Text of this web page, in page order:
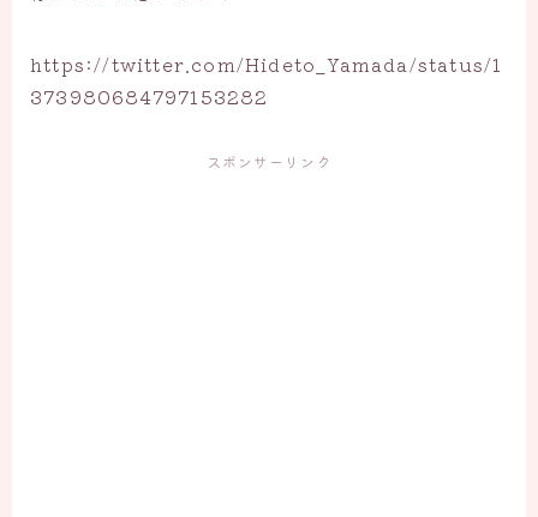
https://twitter.com/Hideto_Yamada/status/1
373980684797153282
スポンサーリンク